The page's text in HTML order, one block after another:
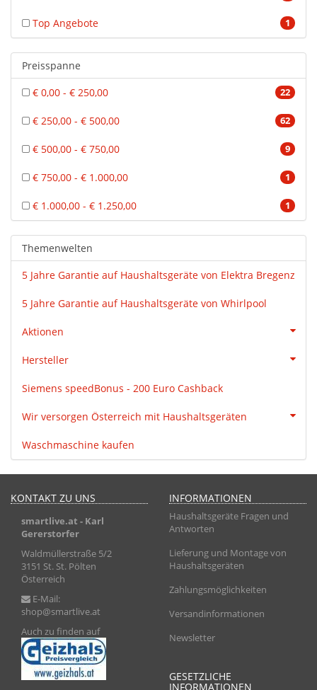
1
Top Angebote
Preisspanne
22
€ 0,00 - € 250,00
62
€ 250,00 - € 500,00
9
€ 500,00 - € 750,00
1
€ 750,00 - € 1.000,00
1
€ 1.000,00 - € 1.250,00
Themenwelten
5 Jahre Garantie auf Haushaltsgeräte von Elektra Bregenz
5 Jahre Garantie auf Haushaltsgeräte von Whirlpool
Aktionen
Hersteller
Siemens speedBonus - 200 Euro Cashback
Wir versorgen Österreich mit Haushaltsgeräten
Waschmaschine kaufen
KONTAKT ZU UNS
smartlive.at - Karl
Gererstorfer
Waldmüllerstraße 5/2
3151 St. St. Pölten
Österreich
E-Mail:
shop@smartlive.at
Auch zu finden auf
INFORMATIONEN
Haushaltsgeräte Fragen und
Antworten
Lieferung und Montage von
Haushaltsgeräten
Zahlungsmöglichkeiten
Versandinformationen
Newsletter
GESETZLICHE
INFORMATIONEN